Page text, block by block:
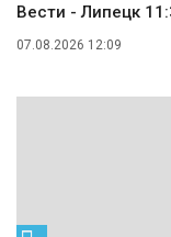
Вести - Липецк
07.08.2026 12:09